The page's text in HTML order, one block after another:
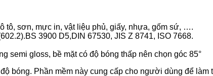
tô, sơn, mực in, vật liệu phủ, giấy, nhựa, gốm sứ, ….
3900 D5,DIN 67530, JIS Z 8741, ISO 7668.
semi gloss, bề mặt có độ bóng thấp nên chọn góc 85°
bóng. Phần mềm này cung cấp cho người dùng để làm